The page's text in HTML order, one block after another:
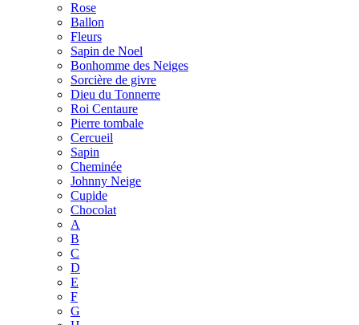
Rose
Ballon
Fleurs
Sapin de Noel
Bonhomme des Neiges
Sorcière de givre
Dieu du Tonnerre
Roi Centaure
Pierre tombale
Cercueil
Sapin
Cheminée
Johnny Neige
Cupide
Chocolat
A
B
C
D
E
F
G